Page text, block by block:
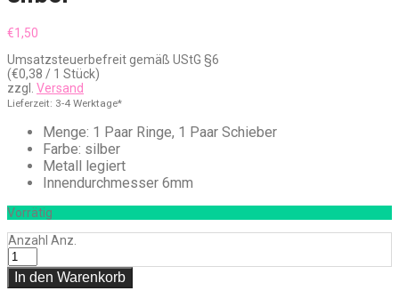
€1,50
Umsatzsteuerbefreit gemäß UStG §6
(€0,38 / 1 Stück)
zzgl. Versand
Lieferzeit: 3-4 Werktage*
Menge: 1 Paar Ringe, 1 Paar Schieber
Farbe: silber
Metall legiert
Innendurchmesser 6mm
Vorrätig
Anzahl Anz.
In den Warenkorb